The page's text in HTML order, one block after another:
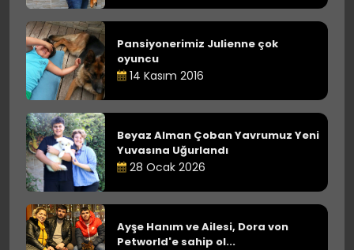
Pansiyonerimiz Julienne çok
oyuncu
14 Kasım 2016
Beyaz Alman Çoban Yavrumuz Yeni
Yuvasına Uğurlandı
28 Ocak 2026
Ayşe Hanım ve Ailesi, Dora von
Petworld'e sahip ol...